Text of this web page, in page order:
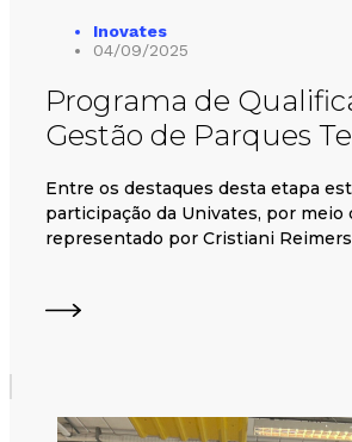
Inovates
04/09/2025
Programa de
Gestão de Parques
Entre os destaques desta etapa
participação da Univates, por meio
representado por Cristiani Reimers